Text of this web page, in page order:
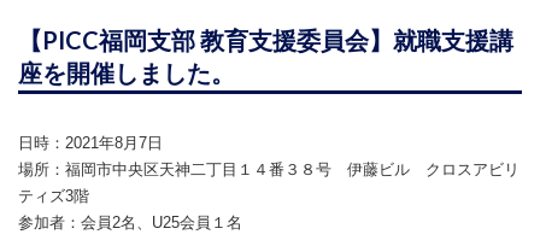
【PICC福岡支部 教育支援委員会】就職支援講
座を開催しました。
日時：​2021年8月7日
場所：​福岡市中央区天神二丁目１４番３８号 伊藤ビル クロスアビリ
ティズ3階
参加者：​会員2名、U25会員１名